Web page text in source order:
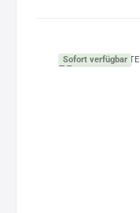
Sofort verfügbar